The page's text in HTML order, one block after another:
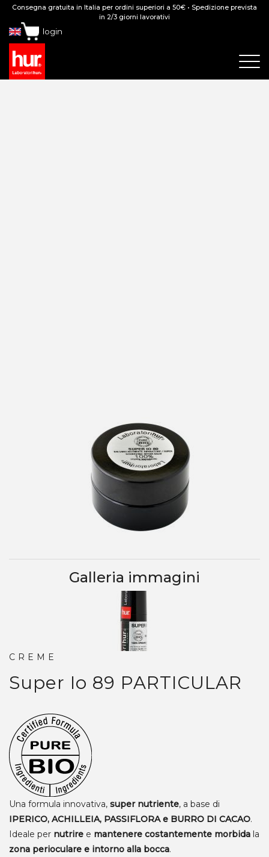
Consegna gratuita in Italia per ordini superiori a 50€ • Spedizione prevista
in 2/3 giorni lavorativi
login
Galleria immagini
CREME
Super Io 89 PARTICULAR
Una formula innovativa, super nutriente, a base di
IPERICO, ACHILLEIA, PASSIFLORA e BURRO DI CACAO.
Ideale per nutrire e mantenere costantemente morbida la
zona perioculare e intorno alla bocca.